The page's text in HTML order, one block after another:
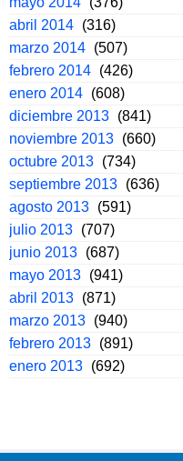
abril 2014 (316)
marzo 2014 (507)
febrero 2014 (426)
enero 2014 (608)
diciembre 2013 (841)
noviembre 2013 (660)
octubre 2013 (734)
septiembre 2013 (636)
agosto 2013 (591)
julio 2013 (707)
junio 2013 (687)
mayo 2013 (941)
abril 2013 (871)
marzo 2013 (940)
febrero 2013 (891)
enero 2013 (692)